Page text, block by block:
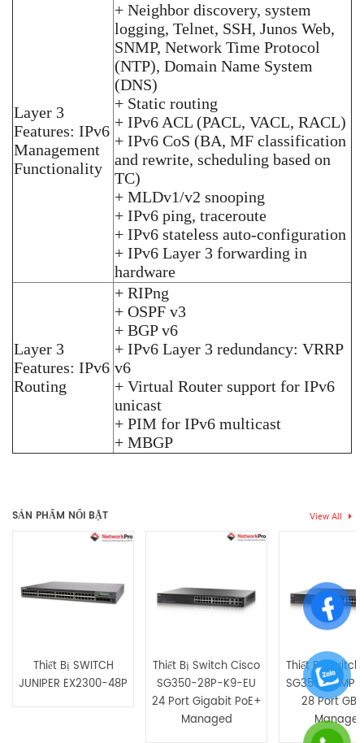
Layer 3
Features: IPv6
Management
Functionality
+ Neighbor discovery, system
logging, Telnet, SSH, Junos Web,
SNMP, Network Time Protocol
(NTP), Domain Name System
(DNS)
+ Static routing
+ IPv6 ACL (PACL, VACL, RACL)
+ IPv6 CoS (BA, MF classification
and rewrite, scheduling based on
TC)
+ MLDv1/v2 snooping
+ IPv6 ping, traceroute
+ IPv6 stateless auto-configuration
+ IPv6 Layer 3 forwarding in
hardware
Layer 3
Features: IPv6
Routing
+ RIPng
+ OSPF v3
+ BGP v6
+ IPv6 Layer 3 redundancy: VRRP
v6
+ Virtual Router support for IPv6
unicast
+ PIM for IPv6 multicast
+ MBGP
Hãy là người đầu tiên nhận xét “Thiết bị SWITCH JUNIPER
EX3300-48T-BF”
SẢN PHẨM NỔI BẬT View All
Thiết Bị SWITCH
JUNIPER EX2300-48P
Thiết Bị Switch Cisco
SG350-28P-K9-EU
24 Port Gigabit PoE+
Managed
Thiết Bị
SG350-28MP-
28 Port GB